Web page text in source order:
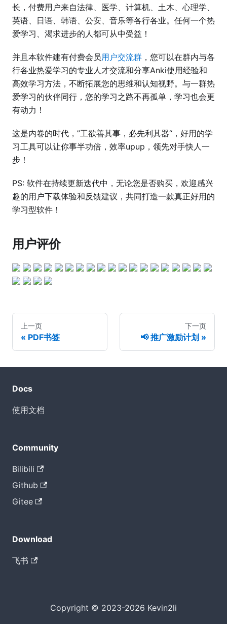
长，付费用户来自法律、医学、计算机、土木、心理学、
英语、日语、韩语、公安、音乐等各行各业。任何一个热
爱学习、渴求进步的人都可从中受益！
并且本软件建有付费会员用户交流群 ，您可以在群内与各
行各业热爱学习的专业人才交流和分享Anki使用经验和
高效学习方法，不断拓展您的思维和认知视野。与一群热
爱学习的伙伴同行，您的学习之路不再孤单，学习也会更
有动力！
这是内卷的时代，”工欲善其事，必先利其器“，好用的学
习工具可以让你事半功倍，效率upup，领先对手快人一
步！
PS: 软件在持续更新迭代中，无论您是否购买，欢迎感兴
趣的用户下载体验和反馈建议，共同打造一款真正好用的
学习型软件！
用户评价
上一页
PDF书签
下一页
📢 推广激励计划
Docs
使用文档
Community
Bilibili
Github
Gitee
Download
飞书
Copyright © 2023-2026 Kevin2li